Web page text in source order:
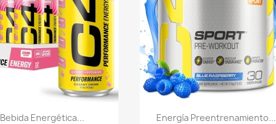
Vista rápida
Bebida Energética... Vista rápida
Energía Preentrenamiento...